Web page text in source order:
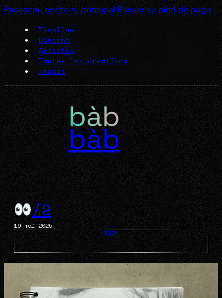
Passer au contenu principal Passer au pied de page
Timeline
Concept
Artistes
Toutes les créations
Thèmes
bàb
/2
19 mai 2025
2025